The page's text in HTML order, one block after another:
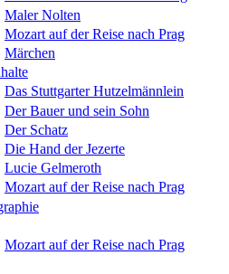
Maler Nolten
Mozart auf der Reise nach Prag
Märchen
Das Stuttgarter Hutzelmännlein
Der Bauer und sein Sohn
Der Schatz
Die Hand der Jezerte
Lucie Gelmeroth
Mozart auf der Reise nach Prag
Mozart auf der Reise nach Prag